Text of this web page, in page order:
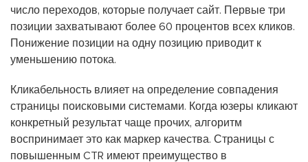
число переходов, которые получает сайт. Первые три
позиции захватывают более 60 процентов всех кликов.
Понижение позиции на одну позицию приводит к
уменьшению потока.
Кликабельность влияет на определение совпадения
страницы поисковыми системами. Когда юзеры кликают
конкретный результат чаще прочих, алгоритм
воспринимает это как маркер качества. Страницы с
повышенным CTR имеют преимущество в